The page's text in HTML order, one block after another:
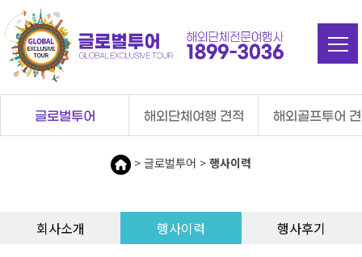
탑메뉴 바로가기
본문 바로가기
글로벌투어 해외단체여행 견적 해외골프투어
> 글로벌투어 > 행사이력
회사소개 행사이력 행사후기